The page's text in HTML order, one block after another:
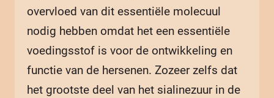
overvloed van dit essentiële molecuul
nodig hebben omdat het een essentiële
voedingsstof is voor de ontwikkeling en
functie van de hersenen. Zozeer zelfs dat
het grootste deel van het sialinezuur in de